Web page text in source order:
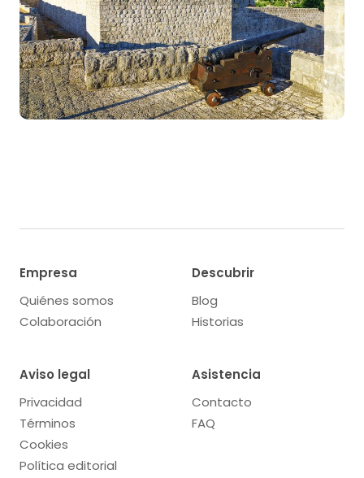
Empresa
Quiénes somos
Colaboración
Descubrir
Blog
Historias
Aviso legal
Privacidad
Términos
Cookies
Política editorial
Asistencia
Contacto
FAQ